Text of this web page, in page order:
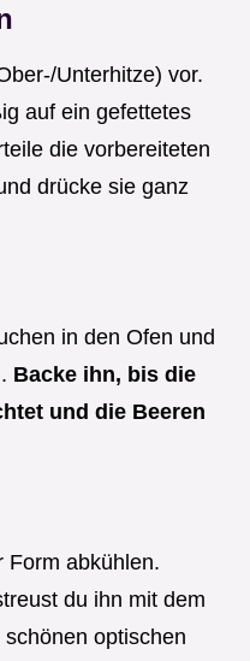
Unterhitze) vor.
auf ein gefettetes
die vorbereiteten
drücke sie ganz
in den Ofen und
Backe ihn, bis die
und die Beeren
Form abkühlen.
du ihn mit dem
optischen